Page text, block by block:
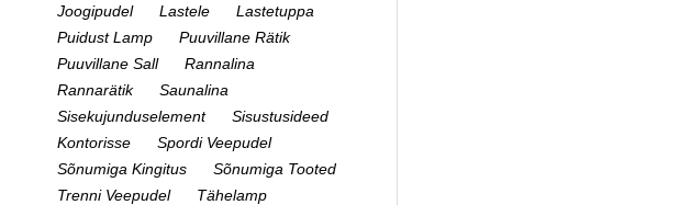
Joogipudel
Lastele
Lastetuppa
Puidust Lamp
Puuvillane Rätik
Puuvillane Sall
Rannalina
Rannarätik
Saunalina
Sisekujunduselement
Sisustusideed
Kontorisse
Spordi Veepudel
Sõnumiga Kingitus
Sõnumiga Tooted
Trenni Veepudel
Tähelamp